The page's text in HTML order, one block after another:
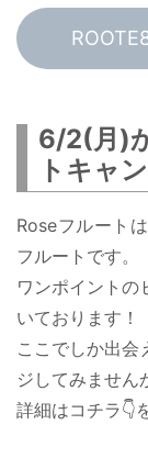
6/2(月)
トキャ
Roseフルート
フルートです。
ワンポイントの
いております！
ここでしか出会
ジしてみません
詳細はコチラ👇